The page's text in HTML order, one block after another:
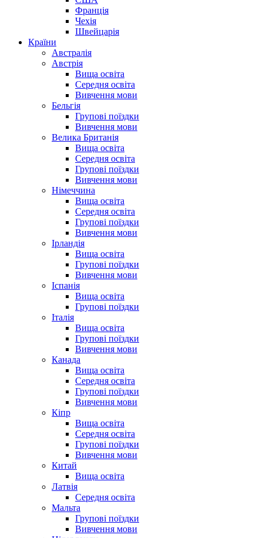
Франція
Чехія
Швейцарія
Країни
Австралія
Австрія
Вища освіта
Середня освіта
Вивчення мови
Бельгія
Групові поїздки
Вивчення мови
Велика Британія
Вища освіта
Середня освіта
Групові поїздки
Вивчення мови
Німеччина
Вища освіта
Середня освіта
Групові поїздки
Вивчення мови
Ірландія
Вища освіта
Групові поїздки
Вивчення мови
Іспанія
Вища освіта
Групові поїздки
Італія
Вища освіта
Групові поїздки
Вивчення мови
Канада
Вища освіта
Середня освіта
Групові поїздки
Вивчення мови
Кіпр
Вища освіта
Середня освіта
Групові поїздки
Вивчення мови
Китай
Вища освіта
Латвія
Середня освіта
Мальта
Групові поїздки
Вивчення мови